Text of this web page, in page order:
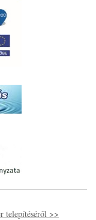
telepítéséről >>